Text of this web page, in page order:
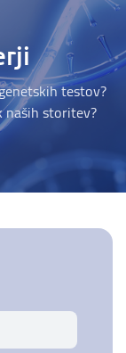
testov?
naših storitev?